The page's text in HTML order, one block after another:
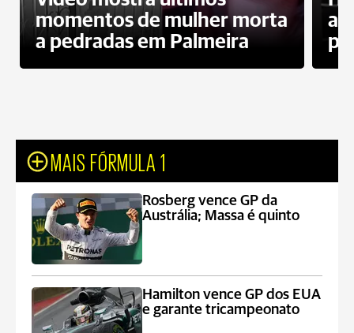
momentos de mulher morta
a pedradas em Palmeira
MAIS FÓRMULA 1
Rosberg vence GP da
Austrália; Massa é quinto
Hamilton vence GP dos EUA
e garante tricampeonato